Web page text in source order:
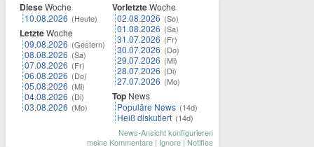
DieseWoche
10.08.2026 (Heute)
LetzteWoche
09.08.2026 (Gestern)
08.08.2026 (Sa)
07.08.2026 (Fr)
06.08.2026 (Do)
05.08.2026 (Mi)
04.08.2026 (Di)
03.08.2026 (Mo)
VorletzteWoche
02.08.2026 (So)
01.08.2026 (Sa)
31.07.2026 (Fr)
30.07.2026 (Do)
29.07.2026 (Mi)
28.07.2026 (Di)
27.07.2026 (Mo)
Top News
Populäre News (14d)
Heiß diskutiert (14d)
News-Ansicht konfigurieren
meine Kommentare | Ignore | Notifies